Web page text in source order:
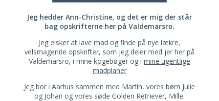
Jeg hedder Ann-Christine, og det er mig der står
bag opskrifterne her på Valdemarsro.
Jeg elsker at lave mad og finde på nye lækre,
velsmagende opskrifter, som jeg deler med jer her på
Valdemarsro, i mine kogebøger og i mine ugentlige
madplaner
Jeg bor i Aarhus sammen med Martin, vores børn Julie
og Johan og vores søde Golden Retriever, Mille.